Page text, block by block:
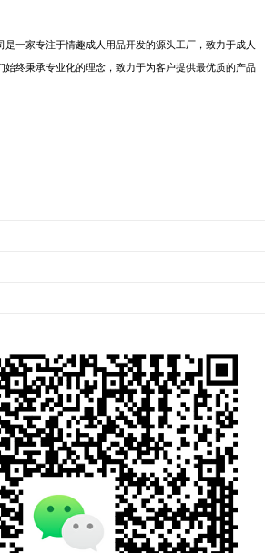
是一家专注于情趣成人用品开发的源头工厂，致力于成人
始终秉承专业化的理念，致力于为客户提供最优质的产品